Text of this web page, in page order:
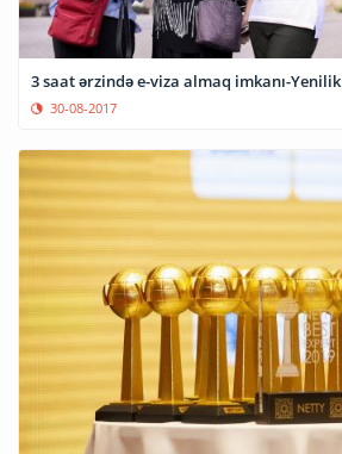
3 saat ərzində e-viza almaq imkanı-Yenilik
30-08-2017